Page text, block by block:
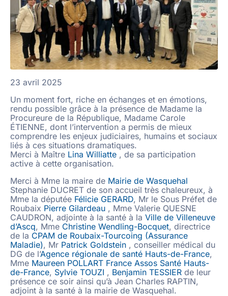
23 avril 2025
Un moment fort, riche en échanges et en émotions,
rendu possible grâce à la présence de Madame la
Procureure de la République, Madame Carole
ÉTIENNE, dont l’intervention a permis de mieux
comprendre les enjeux judiciaires, humains et sociaux
liés à ces situations dramatiques.
Merci à Maître Lina Williatte , de sa participation
active à cette organisation.
Merci à Mme la maire de Mairie de Wasquehal
Stephanie DUCRET de son accueil très chaleureux, à
Mme la députée Félicie GERARD, Mr le Sous Préfet de
Roubaix Pierre Gilardeau , Mme Valerie QUESNE
CAUDRON, adjointe à la santé à la Ville de Villeneuve
d’Ascq, Mme Christine Wendling-Bocquet, directrice
de la CPAM de Roubaix-Tourcoing (Assurance
Maladie), Mr Patrick Goldstein , conseiller médical du
DG de l’Agence régionale de santé Hauts-de-France,
Mme Maureen POLLART France Assos Santé Hauts-
de-France, Sylvie TOUZI , Benjamin TESSIER de leur
présence ce soir ainsi qu’à Jean Charles RAPTIN,
adjoint à la santé à la mairie de Wasquehal.